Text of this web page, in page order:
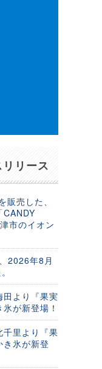
リース
販売した、
CANDY
市のイオン
2026年8月
田より『果実
が新登場！
千里より『果
氷が新登